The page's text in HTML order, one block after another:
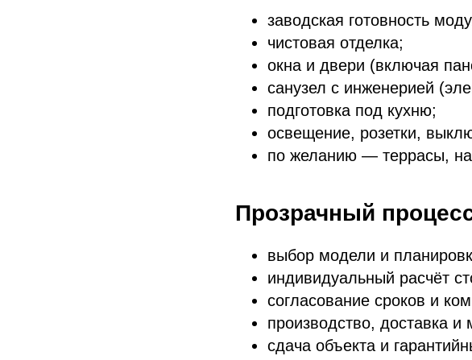
заводская готовность
чистовая отделка;
окна и двери (включая
санузел с инженерией
подготовка под кухню;
освещение, розетки,
по желанию — террасы,
Прозрачный
выбор модели и
индивидуальный расчёт
согласование сроков и
производство, доставка и
сдача объекта и